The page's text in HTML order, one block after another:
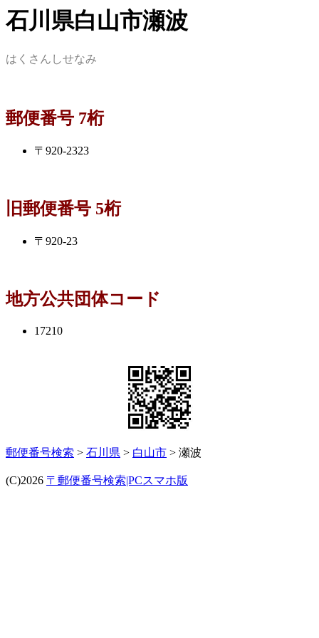
石川県白山市瀬波
はくさんしせなみ
郵便番号 7桁
〒920-2323
旧郵便番号 5桁
〒920-23
地方公共団体コード
17210
郵便番号検索 > 石川県 > 白山市 > 瀬波
(C)2026 〒郵便番号検索|PCスマホ版